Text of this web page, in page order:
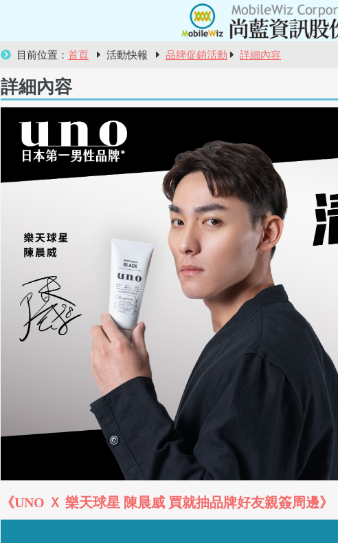
目前位置： 首頁 活動快報 品牌促銷活動 詳細內容
詳細內容
《UNO Ｘ 樂天球星 陳晨威 買就抽品牌好友親簽周邊》